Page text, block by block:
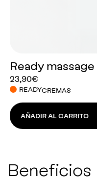
Ready
READYCREMAS
23,90€
AÑADIR AL CARRITO
Beneficios